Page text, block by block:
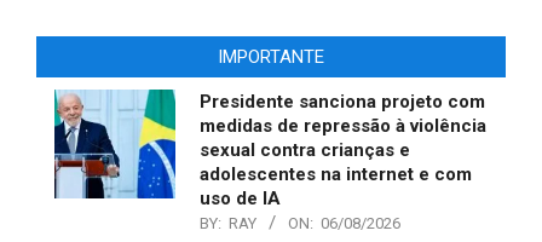
IMPORTANTE
Presidente sanciona projeto com
medidas de repressão à violência
sexual contra crianças e
adolescentes na internet e com
uso de IA
BY: RAY ON: 06/08/2026